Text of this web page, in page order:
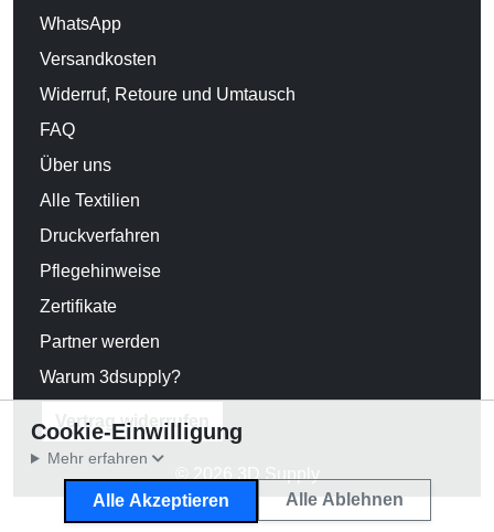
WhatsApp
Versandkosten
Widerruf, Retoure und Umtausch
FAQ
Über uns
Alle Textilien
Druckverfahren
Pflegehinweise
Zertifikate
Partner werden
Warum 3dsupply?
Vertrag widerrufen
© 2026 3D Supply
Cookie-Einwilligung
Mehr erfahren
Alle Akzeptieren Alle Ablehnen